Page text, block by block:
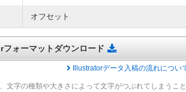
オフセット
ォーマットダウンロード
Illustratorデータ入稿の流れについ
字の種類や大きさによって文字がつぶれてしまうこ